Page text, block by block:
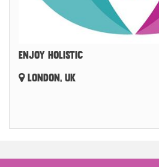
ENJOY HOLISTIC
LONDON, UK